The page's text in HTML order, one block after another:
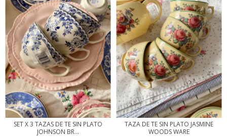
SET X 3 TAZAS DE TE SIN PLATO
JOHNSON BR...
TAZA DE TE SIN PLATO JASMINE
WOODS WARE